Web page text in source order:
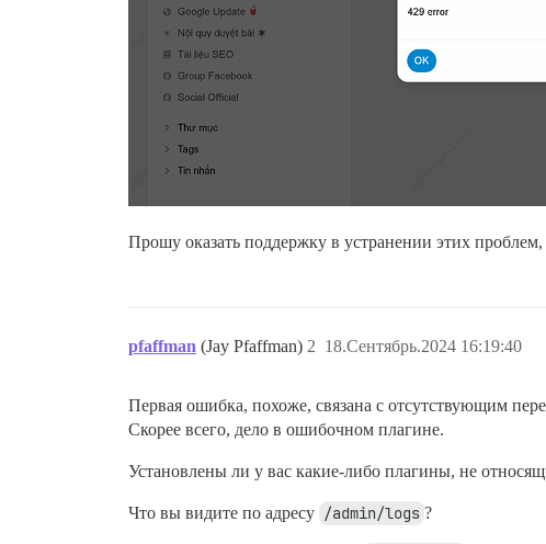
Прошу оказать поддержку в устранении этих
pfaffman (Jay Pfaffman) 18.Сентябрь.2024 16:19:40
2
Первая ошибка, похоже, связана с отсутствующим
Скорее всего, дело в ошибочном плагине.
Установлены ли у вас какие-либо плагины, не
Что вы видите по адресу /admin/logs ?